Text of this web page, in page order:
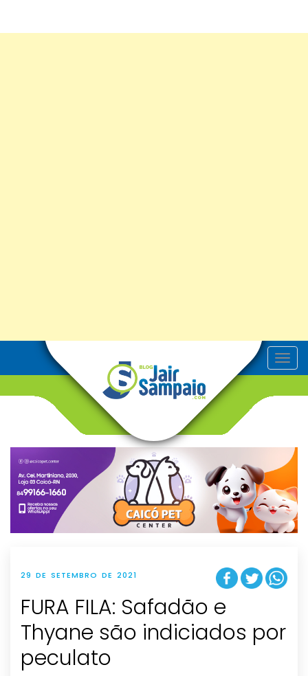
T
o
v
g
t
i
o
n
29 DE SETEMBRO DE 2021
FURA FILA: Safadão e
Thyane são indiciados por
peculato